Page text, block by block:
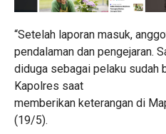
“Setelah laporan masuk,
pendalaman dan pengejaran.
diduga sebagai pelaku sudah
Kapolres saat
memberikan keterangan di
(19/5).